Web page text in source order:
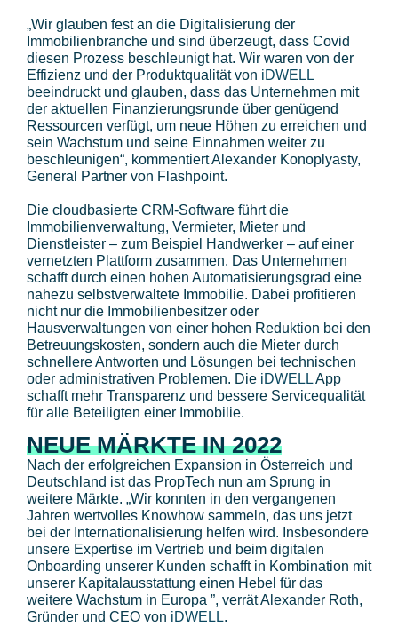
„Wir glauben fest an die Digitalisierung der
Immobilienbranche und sind überzeugt, dass Covid
diesen Prozess beschleunigt hat. Wir waren von der
Effizienz und der Produktqualität von iDWELL
beeindruckt und glauben, dass das Unternehmen mit
der aktuellen Finanzierungsrunde über genügend
Ressourcen verfügt, um neue Höhen zu erreichen und
sein Wachstum und seine Einnahmen weiter zu
beschleunigen“, kommentiert Alexander Konoplyasty,
General Partner von Flashpoint.
Die cloudbasierte CRM-Software führt die
Immobilienverwaltung, Vermieter, Mieter und
Dienstleister – zum Beispiel Handwerker – auf einer
vernetzten Plattform zusammen. Das Unternehmen
schafft durch einen hohen Automatisierungsgrad eine
nahezu selbstverwaltete Immobilie. Dabei profitieren
nicht nur die Immobilienbesitzer oder
Hausverwaltungen von einer hohen Reduktion bei den
Betreuungskosten, sondern auch die Mieter durch
schnellere Antworten und Lösungen bei technischen
oder administrativen Problemen. Die iDWELLApp
schafft mehr Transparenz und bessere Servicequalität
für alle Beteiligten einer Immobilie.
NEUE MÄRKTE IN 2022
Nach der erfolgreichen Expansion in Österreich und
Deutschland ist das PropTech nun am Sprung in
weitere Märkte. „Wir konnten in den vergangenen
Jahren wertvolles Knowhow sammeln, das uns jetzt
bei der Internationalisierung helfen wird. Insbesondere
unsere Expertise im Vertrieb und beim digitalen
Onboarding unserer Kunden schafft in Kombination mit
unserer Kapitalausstattung einen Hebel für das
weitere Wachstum in Europa ”, verrät Alexander Roth,
Gründer und CEO von iDWELL.